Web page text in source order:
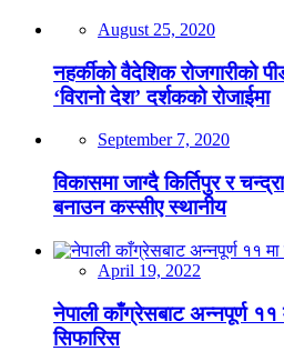
August 25, 2020
नहर्कीको वैदेशिक रोजगारीको
‘विरानो देश’ दर्शकको रोजाईमा
September 7, 2020
विकासमा जाग्दै किर्तिपुर र
बनाउन कस्सीए स्थानीय
April 19, 2022
नेपाली काँग्रेसबाट अन्नपूर्ण
सिफारिस